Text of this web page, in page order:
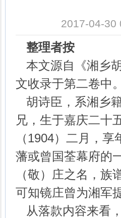
2017-04-
整理者按
本文源自《湘乡
文收录于第二卷中。
胡诗臣，系湘乡
兄，生于嘉庆二十
（1904）二月，
藩或曾国荃幕府的
（敬）庄之名，
可知镜庄曾为湘军
从落款内容来看